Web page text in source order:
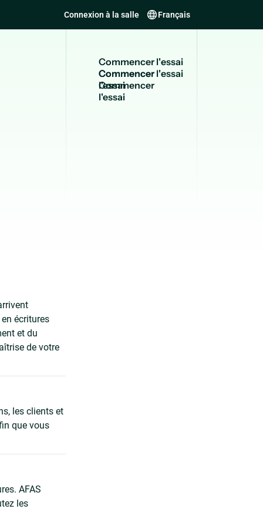
Connexion à la salle Français
Commencerl'essai
Commencer
l'essai
écritures
et du
de votre
les clients et
que vous
AFAS
les